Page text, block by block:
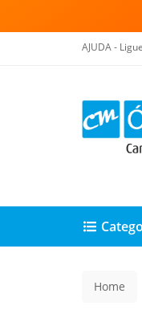
AJUDA -
Home